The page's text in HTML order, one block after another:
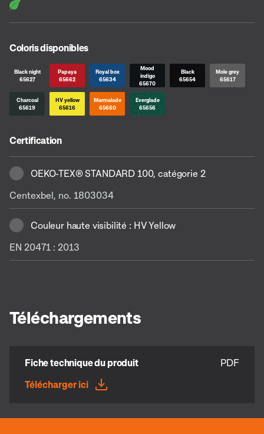
Coloris disponibles
Black night
65627
Papaya
65662
Royal box
65634
Mood
indigo
65670
Black
65654
Mole grey
65617
Charcoal
65619
HV yellow
65616
Marmalade
65660
Everglade
65656
Certification
OEKO-TEX® STANDARD 100, catégorie 2
Centexbel, no. 1803034
Couleur haute visibilité : HV Yellow
EN 20471 : 2013
Téléchargements
Fiche technique du produit
PDF
Télécharger ici